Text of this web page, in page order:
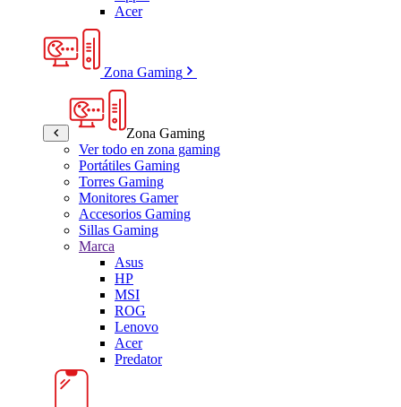
Acer
Zona Gaming
Zona Gaming
Ver todo en zona gaming
Portátiles Gaming
Torres Gaming
Monitores Gamer
Accesorios Gaming
Sillas Gaming
Marca
Asus
HP
MSI
ROG
Lenovo
Acer
Predator